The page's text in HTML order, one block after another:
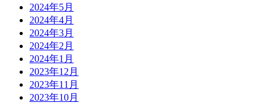
2024年5月
2024年4月
2024年3月
2024年2月
2024年1月
2023年12月
2023年11月
2023年10月